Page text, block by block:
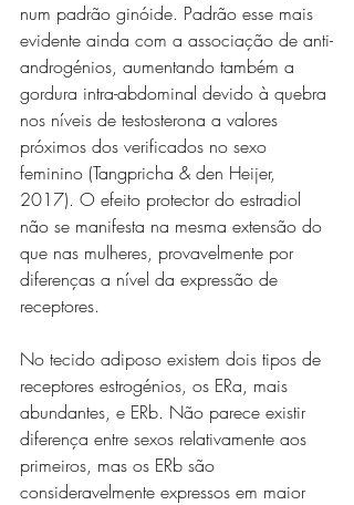
num padrão ginóide. Padrão esse mais
evidente ainda com a associação de anti-
androgénios, aumentando também a
gordura intra-abdominal devido à quebra
nos níveis de testosterona a valores
próximos dos verificados no sexo
feminino (Tangpricha & den Heijer,
2017). O efeito protector do estradiol
não se manifesta na mesma extensão do
que nas mulheres, provavelmente por
diferenças a nível da expressão de
receptores.
No tecido adiposo existem dois tipos de
receptores estrogénios, os ERa, mais
abundantes, e ERb. Não parece existir
diferença entre sexos relativamente aos
primeiros, mas os ERb são
consideravelmente expressos em maior